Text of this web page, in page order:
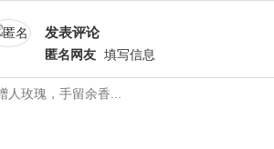
发表评论
匿名网友 填写信息